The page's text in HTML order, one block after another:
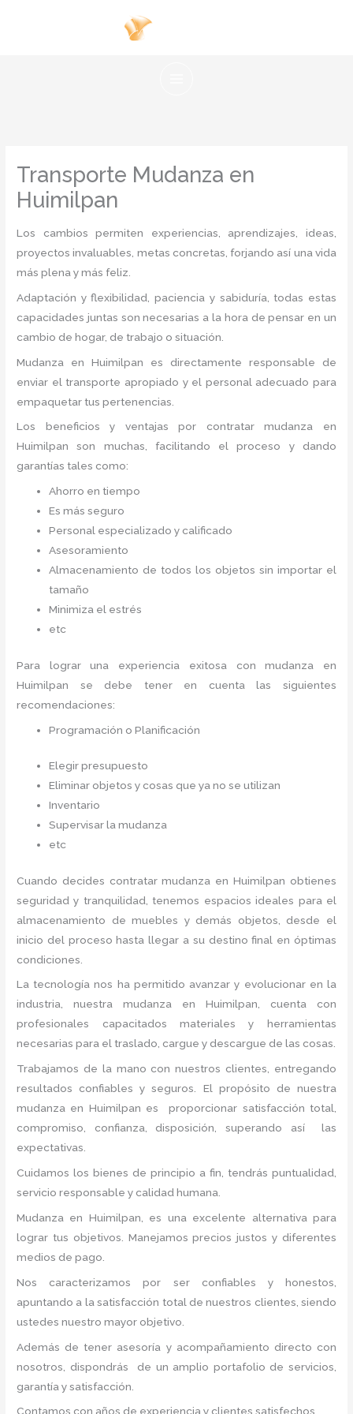
Transporte Mudanza en
Huimilpan
Los cambios permiten experiencias, aprendizajes, ideas,
proyectos invaluables, metas concretas, forjando así una vida
más plena y más feliz.
Adaptación y flexibilidad, paciencia y sabiduría, todas estas
capacidades juntas son necesarias a la hora de pensar en un
cambio de hogar, de trabajo o situación.
Mudanza en Huimilpan es directamente responsable de
enviar el transporte apropiado y el personal adecuado para
empaquetar tus pertenencias.
Los beneficios y ventajas por contratar mudanza en
Huimilpan
son muchas, facilitando el proceso y dando
garantías tales como:
Ahorro en tiempo
Es más seguro
Personal especializado y calificado
Asesoramiento
Almacenamiento de todos los objetos sin importar el
tamaño
Minimiza el estrés
etc
Para lograr una experiencia exitosa con mudanza en
Huimilpan
se debe tener en cuenta las siguientes
recomendaciones:
Programación o Planificación
Elegir presupuesto
Eliminar objetos y cosas que ya no se utilizan
Inventario
Supervisar la mudanza
etc
Cuando decides contratar mudanza en Huimilpan obtienes
seguridad y tranquilidad, tenemos espacios ideales para el
almacenamiento de muebles y demás objetos, desde el
inicio del proceso hasta llegar a su destino final en óptimas
condiciones.
La tecnología nos ha permitido avanzar y evolucionar en la
industria, nuestra mudanza en Huimilpan, cuenta con
profesionales capacitados materiales y herramientas
necesarias para el traslado, cargue y descargue de las cosas.
Trabajamos de la mano con nuestros clientes, entregando
resultados confiables y seguros. El propósito de nuestra
mudanza en Huimilpan es proporcionar satisfacción total,
compromiso, confianza, disposición, superando así las
expectativas.
Cuidamos los bienes de principio a fin, tendrás puntualidad,
servicio responsable y calidad humana.
Mudanza en Huimilpan, es una excelente alternativa para
lograr tus objetivos. Manejamos precios justos y diferentes
medios de pago.
Nos caracterizamos por ser confiables y honestos,
apuntando a la satisfacción total de nuestros clientes, siendo
ustedes nuestro mayor objetivo.
Además de tener asesoría y acompañamiento directo con
nosotros, dispondrás de un amplio portafolio de servicios,
garantía y satisfacción.
Contamos con años de experiencia y clientes satisfechos.